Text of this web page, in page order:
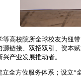
等高校院所全球校友为纽
链接、双招双引、资本
产业发展推动者。
全方位服务体系；设立